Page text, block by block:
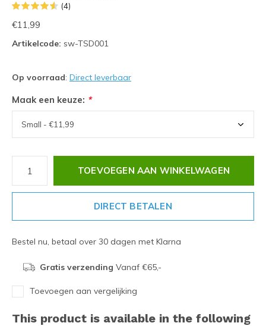
(4)
€11,99
Artikelcode: sw-TSD001
Op voorraad: Direct leverbaar
Maak een keuze: *
TOEVOEGEN AAN WINKELWAGEN
DIRECT BETALEN
Bestel nu, betaal over 30 dagen met Klarna
Gratis verzending Vanaf €65,-
Toevoegen aan vergelijking
This product is available in the following